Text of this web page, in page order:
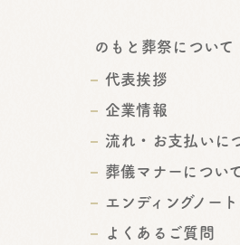
のもと葬祭について
代表挨拶
企業情報
流れ・お支払いに
葬儀マナーについ
エンディングノー
よくあるご質問